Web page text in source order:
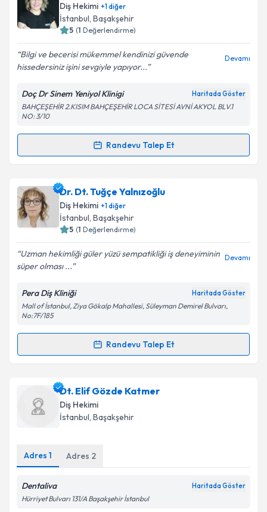
E-posta Adresiniz
Kişisel verilerimin işlenmesine ilişkin
kapsamda işlenmesini kabul ediyorum.
Takvim Talebini Gönder
Diş Hekimi +1diğer
İstanbul, Başakşehir
5 (1 Değerlendirme)
Bilgi ve becerisi mükemmel kendinizi güvende
hissedersiniz işini sevgiyle yapıyor...
Devamı
Doç Dr Sinem Yeniyol Klinigi Haritada Göster
BAHÇEŞEHİR 2.KISIM BAHÇEŞEHİR LOCA SİTESİ AVNİ AKYOL BLV.1
NO: 3/10
Randevu Talep Et
Randevu Takvimi Talebi
Doç. Dr. Sinem Yeniyoliçin randevu takvimi talebi
oluşturun. Size bu uzmandan randevu almanız için bir
takvim hazırlandığında e-posta ile bilgilendireceğiz.
Kişisel verilerimin işlenmesine ilişkin
Aydınlatma
Metni'ni okudum ve kişisel verilerimin belirtilen
Takvim Talebini Gönder
Dr. Dt. Tuğçe Yalnızoğlu
Diş Hekimi +1diğer
İstanbul, Başakşehir
5 (1 Değerlendirme)
Uzman hekimliği güler yüzü sempatikliği iş deneyiminin
süper olması ...
Devamı
Pera Diş Kliniği Haritada Göster
Mall of İstanbul, Ziya Gökalp Mahallesi, Süleyman Demirel Bulvarı,
No:7F/185
Randevu Talep Et
Randevu Takvimi Talebi
Dr. Dt. Tuğçe Yalnızoğluiçin randevu takvimi talebi
oluşturun. Size bu uzmandan randevu almanız için bir
takvim hazırlandığında e-posta ile bilgilendireceğiz.
Kişisel verilerimin işlenmesine ilişkin
Dt. Elif Gözde Katmer
Diş Hekimi
İstanbul, Başakşehir
Adres 1 Adres 2
Dentaliva Haritada Göster
Hürriyet Bulvarı 131/A Başakşehir İstanbul